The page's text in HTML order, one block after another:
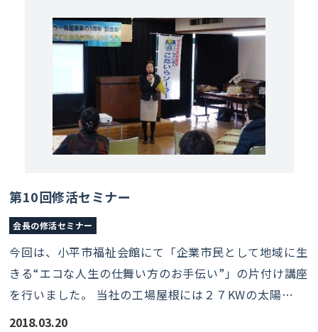
第10回修活セミナー
会長の修活セミナー
今回は、小平市福祉会館にて「企業市民として地域に生
きる“エコな人生の仕舞い方のお手伝い”」の片付け講座
を行いました。 当社の工場屋根には２７KWの太陽…
2018.03.20